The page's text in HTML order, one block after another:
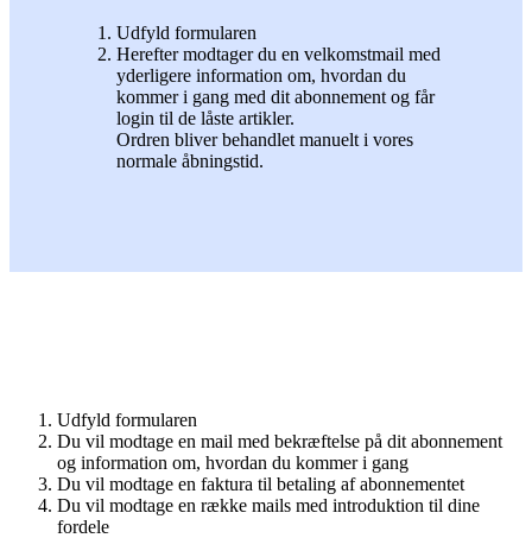
Udfyld formularen
Herefter modtager du en velkomstmail med
yderligere information om, hvordan du
kommer i gang med dit abonnement og får
login til de låste artikler.
Ordren bliver behandlet manuelt i vores
normale åbningstid.
Udfyld formularen
Du vil modtage en mail med bekræftelse på dit abonnement
og information om, hvordan du kommer i gang
Du vil modtage en faktura til betaling af abonnementet
Du vil modtage en række mails med introduktion til dine
fordele